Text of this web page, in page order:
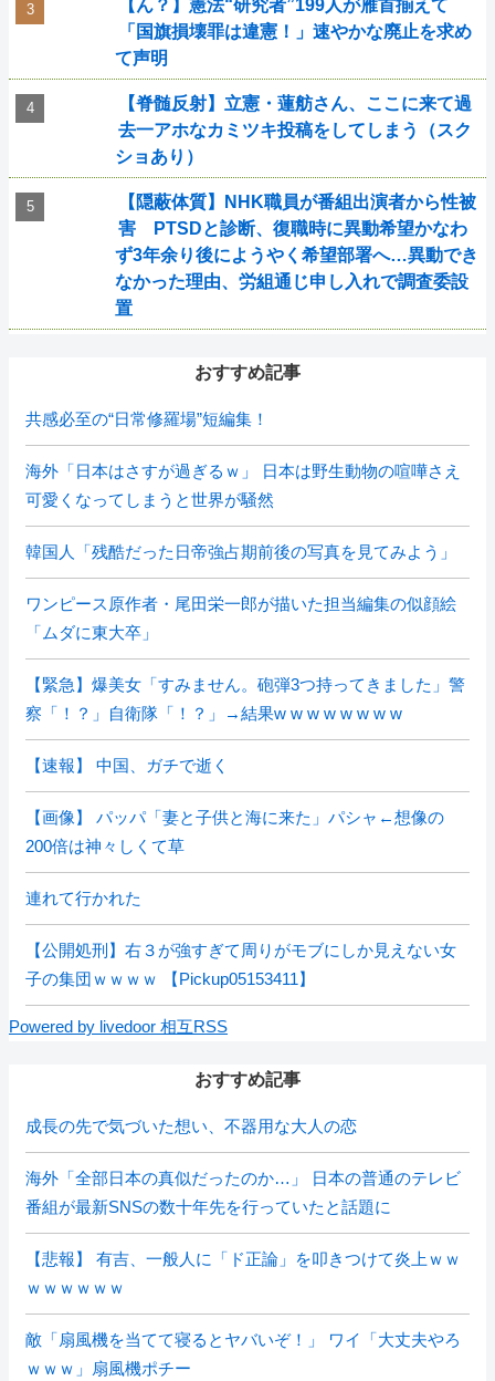
【ん？】憲法“研究者”199人が雁首揃えて
「国旗損壊罪は違憲！」速やかな廃止を求め
て声明
【脊髄反射】立憲・蓮舫さん、ここに来て過
去一アホなカミツキ投稿をしてしまう（スク
ショあり）
【隠蔽体質】NHK職員が番組出演者から性被
害 PTSDと診断、復職時に異動希望かなわ
ず3年余り後にようやく希望部署へ…異動でき
なかった理由、労組通じ申し入れで調査委設
置
おすすめ記事
共感必至の“日常修羅場”短編集！
海外「日本はさすが過ぎるｗ」 日本は野生動物の喧嘩さえ
可愛くなってしまうと世界が騒然
韓国人「残酷だった日帝強占期前後の写真を見てみよう」
ワンピース原作者・尾田栄一郎が描いた担当編集の似顔絵
「ムダに東大卒」
【緊急】爆美女「すみません。砲弾3つ持ってきました」警
察「！？」自衛隊「！？」→結果w w w w w w w w
【速報】 中国、ガチで逝く
【画像】 パッパ「妻と子供と海に来た」パシャ←想像の
200倍は神々しくて草
連れて行かれた
【公開処刑】右３が強すぎて周りがモブにしか見えない女
子の集団ｗｗｗｗ 【Pickup05153411】
Powered by livedoor 相互RSS
おすすめ記事
成長の先で気づいた想い、不器用な大人の恋
海外「全部日本の真似だったのか…」 日本の普通のテレビ
番組が最新SNSの数十年先を行っていたと話題に
【悲報】 有吉、一般人に「ド正論」を叩きつけて炎上ｗｗ
ｗｗｗｗｗｗ
敵「扇風機を当てて寝るとヤバいぞ！」 ワイ「大丈夫やろ
ｗｗｗ」扇風機ポチー